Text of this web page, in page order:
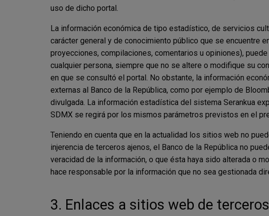
uso de dicho portal.
La información económica de tipo estadístico, de servicios
carácter general y de conocimiento público que se encuentre
proyecciones, compilaciones, comentarios u opiniones),
cualquier persona, siempre que no se altere o modifique su
en que se consultó el portal. No obstante, la información
externas al Banco de la República, como por ejemplo de
divulgada. La información estadística del sistema Serankua
SDMX se regirá por los mismos parámetros previstos en el
Teniendo en cuenta que en la actualidad los sitios web no
injerencia de terceros ajenos, el Banco de la República no
veracidad de la información, o que ésta haya sido alterada o
hace responsable por la información que no sea gestionada
3. Enlaces a sitios web de terceros